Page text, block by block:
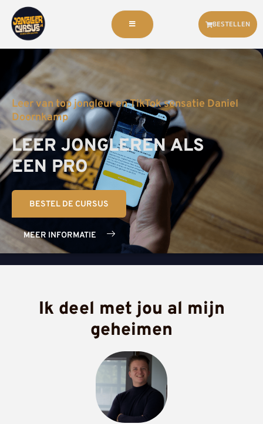
BESTELLEN
Leer van top jongleur en TikTok sensatie Daniel
Doornkamp
LEER JONGLEREN ALS
EEN PRO
BESTEL DE CURSUS
MEER INFORMATIE
Ik deel met jou al mijn
geheimen